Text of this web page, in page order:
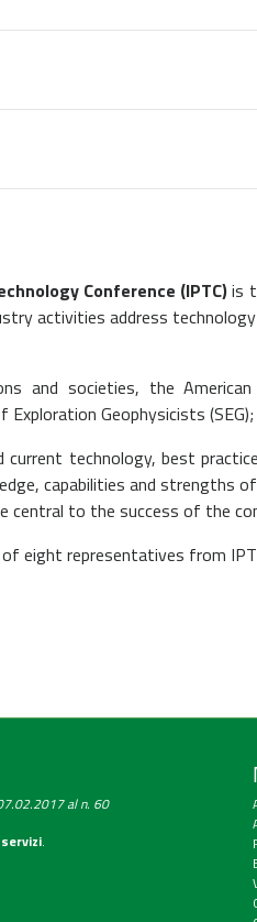
Conference (IPTC)is
activities address
and societies, the
Geophysicists
current technology, best
capabilities and
to the success of the
of eight representatives from
al n. 60
.